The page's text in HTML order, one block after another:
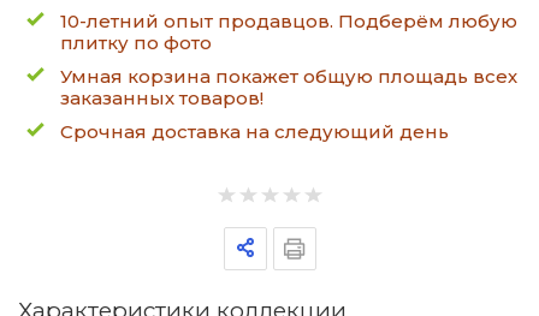
10-летний опыт продавцов. Подберём любую
плитку по фото
Умная корзина покажет общую площадь всех
заказанных товаров!
Срочная доставка на следующий день
Характеристики коллекции